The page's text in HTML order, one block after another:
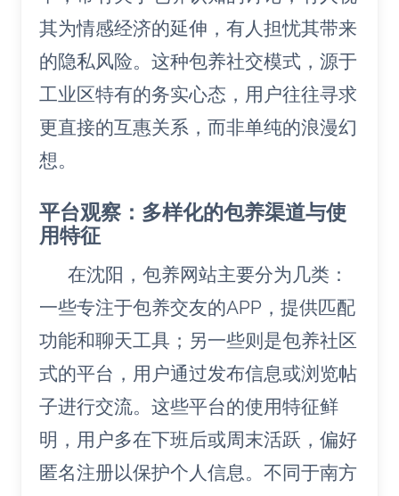
其为情感经济的延伸，有人担忧其带来
的隐私风险。这种包养社交模式，源于
工业区特有的务实心态，用户往往寻求
更直接的互惠关系，而非单纯的浪漫幻
想。
平台观察：多样化的包养渠道与使
用特征
在沈阳，包养网站主要分为几类：
一些专注于包养交友的APP，提供匹配
功能和聊天工具；另一些则是包养社区
式的平台，用户通过发布信息或浏览帖
子进行交流。这些平台的使用特征鲜
明，用户多在下班后或周末活跃，偏好
匿名注册以保护个人信息。不同于南方